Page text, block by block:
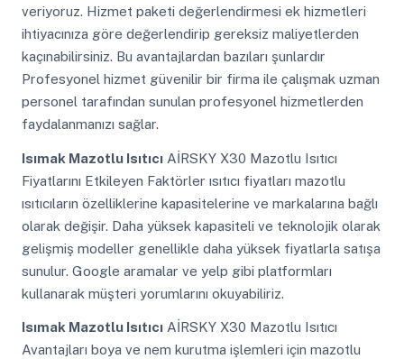
veriyoruz. Hizmet paketi değerlendirmesi ek hizmetleri
ihtiyacınıza göre değerlendirip gereksiz maliyetlerden
kaçınabilirsiniz. Bu avantajlardan bazıları şunlardır
Profesyonel hizmet güvenilir bir firma ile çalışmak uzman
personel tarafından sunulan profesyonel hizmetlerden
faydalanmanızı sağlar.
Isımak Mazotlu IsıtıcıAİRSKY X30 Mazotlu Isıtıcı
Fiyatlarını Etkileyen Faktörler ısıtıcı fiyatları mazotlu
ısıtıcıların özelliklerine kapasitelerine ve markalarına bağlı
olarak değişir. Daha yüksek kapasiteli ve teknolojik olarak
gelişmiş modeller genellikle daha yüksek fiyatlarla satışa
sunulur. Google aramalar ve yelp gibi platformları
kullanarak müşteri yorumlarını okuyabiliriz.
Isımak Mazotlu IsıtıcıAİRSKY X30 Mazotlu Isıtıcı
Avantajları boya ve nem kurutma işlemleri için mazotlu